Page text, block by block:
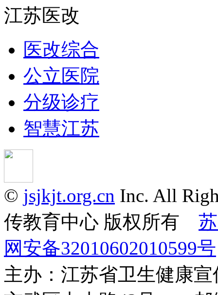
江苏医改
医改综合
公立医院
分级诊疗
智慧江苏
© jsjkjt.org.cn Inc. All
传教育中心 版权所有
网安备32010602010599号
主办：江苏省卫生健康